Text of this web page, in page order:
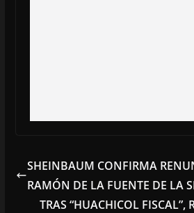
SHEINBAUM CONFIRMA
RAMÓN DE LA FUENTE DE LA
TRAS “HUACHICOL FISCAL”,